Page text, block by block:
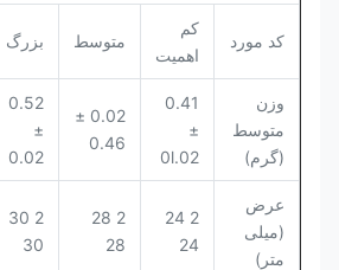
کد مورد
کم
اهمیت
متوسط بزرگ
وزن
متوسط
​​(گرم)
0.41
±
0l.02
0.02 ±
0.46
0.52
±
0.02
عرض
(میلی
متر)
2 24
24
2 28
28
2 30
30